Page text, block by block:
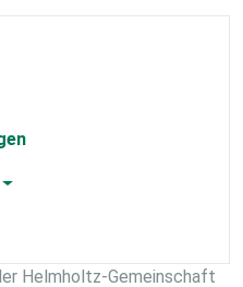
Helmholtz-Gemeinschaft